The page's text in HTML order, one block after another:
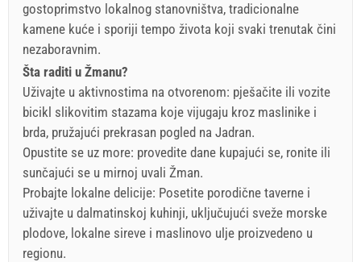
gostoprimstvo lokalnog stanovništva, tradicionalne
kamene kuće i sporiji tempo života koji svaki trenutak čini
nezaboravnim.
Šta raditi u Žmanu?
Uživajte u aktivnostima na otvorenom: pješačite ili vozite
bicikl slikovitim stazama koje vijugaju kroz maslinike i
brda, pružajući prekrasan pogled na Jadran.
Opustite se uz more: provedite dane kupajući se, ronite ili
sunčajući se u mirnoj uvali Žman.
Probajte lokalne delicije: Posetite porodične taverne i
uživajte u dalmatinskoj kuhinji, uključujući sveže morske
plodove, lokalne sireve i maslinovo ulje proizvedeno u
regionu.